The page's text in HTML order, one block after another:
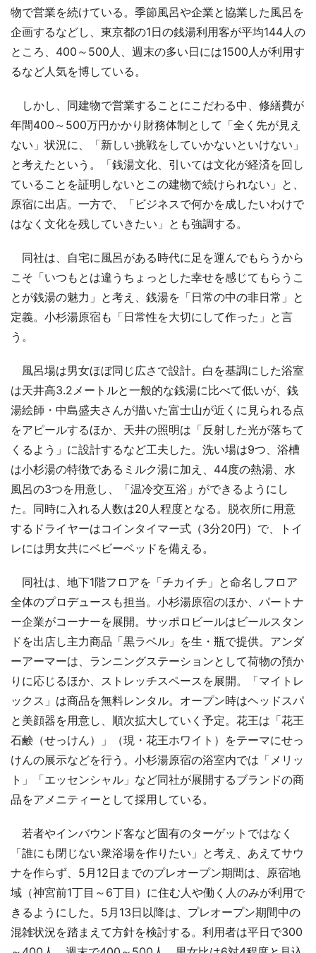
物で営業を続けている。季節風呂や企業と協業した風呂を
企画するなどし、東京都の1日の銭湯利用客が平均144人の
ところ、400～500人、週末の多い日には1500人が利用す
るなど人気を博している。
しかし、同建物で営業することにこだわる中、修繕費が
年間400～500万円かかり財務体制として「全く先が見え
ない」状況に、「新しい挑戦をしていかないといけない」
と考えたという。「銭湯文化、引いては文化が経済を回し
ていることを証明しないとこの建物で続けられない」と、
原宿に出店。一方で、「ビジネスで何かを成したいわけで
はなく文化を残していきたい」とも強調する。
同社は、自宅に風呂がある時代に足を運んでもらうから
こそ「いつもとは違うちょっとした幸せを感じてもらうこ
とが銭湯の魅力」と考え、銭湯を「日常の中の非日常」と
定義。小杉湯原宿も「日常性を大切にして作った」と言
う。
風呂場は男女ほぼ同じ広さで設計。白を基調にした浴室
は天井高3.2メートルと一般的な銭湯に比べて低いが、銭
湯絵師・中島盛夫さんが描いた富士山が近くに見られる点
をアピールするほか、天井の照明は「反射した光が落ちて
くるよう」に設計するなど工夫した。洗い場は9つ、浴槽
は小杉湯の特徴であるミルク湯に加え、44度の熱湯、水
風呂の3つを用意し、「温冷交互浴」ができるようにし
た。同時に入れる人数は20人程度となる。脱衣所に用意
するドライヤーはコインタイマー式（3分20円）で、トイ
レには男女共にベビーベッドを備える。
同社は、地下1階フロアを「チカイチ」と命名しフロア
全体のプロデュースも担当。小杉湯原宿のほか、パートナ
ー企業がコーナーを展開。サッポロビールはビールスタン
ドを出店し主力商品「黒ラベル」を生・瓶で提供。アンダ
ーアーマーは、ランニングステーションとして荷物の預か
りに応じるほか、ストレッチスペースを展開。「マイトレ
ックス」は商品を無料レンタル。オープン時はヘッドスパ
と美顔器を用意し、順次拡大していく予定。花王は「花王
石鹸（せっけん）」（現・花王ホワイト）をテーマにせっ
けんの展示などを行う。小杉湯原宿の浴室内では「メリッ
ト」「エッセンシャル」など同社が展開するブランドの商
品をアメニティーとして採用している。
若者やインバウンド客など固有のターゲットではなく
「誰にも閉じない衆浴場を作りたい」と考え、あえてサウ
ナを作らず、5月12日までのプレオープン期間は、原宿地
域（神宮前1丁目～6丁目）に住む人や働く人のみが利用で
きるようにした。5月13日以降は、プレオープン期間中の
混雑状況を踏まえて方針を検討する。利用者は平日で300